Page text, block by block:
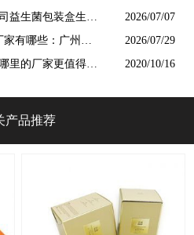
益生菌包装盒生产
2026/07/07
家有哪些：广州吉
谱
2026/07/29
里的厂家更值得选
2020/10/16
产品推荐